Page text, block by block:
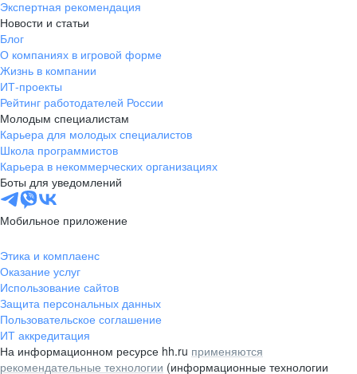
Экспертная рекомендация
Новости и статьи
Блог
О компаниях в игровой форме
Жизнь в компании
ИТ-проекты
Рейтинг работодателей России
Молодым специалистам
Карьера для молодых специалистов
Школа программистов
Карьера в некоммерческих организациях
Боты для уведомлений
Мобильное приложение
Этика и комплаенс
Оказание услуг
Использование сайтов
Защита персональных данных
Пользовательское соглашение
ИТ аккредитация
На информационном ресурсе hh.ru применяются
рекомендательные технологии (информационные технологии